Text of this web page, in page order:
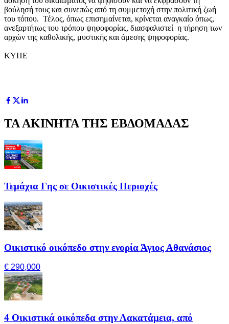
βούλησή τους και συνεπώς από τη συμμετοχή στην πολιτική ζωή
του τόπου. Τέλος, όπως επισημαίνεται, κρίνεται αναγκαίο όπως,
ανεξαρτήτως του τρόπου ψηφοφορίας, διασφαλιστεί η τήρηση των
αρχών της καθολικής, μυστικής και άμεσης ψηφοφορίας.
ΚΥΠΕ
ΤΑ ΑΚΙΝΗΤΑ ΤΗΣ ΕΒΔΟΜΑΔΑΣ
Τεμάχια Γης σε Οικιστικές Περιοχές
Οικιστικό οικόπεδο στην ενορία Άγιος Αθανάσιος
€ 290,000
4 Οικιστικά οικόπεδα στην Λακατάμεια, από